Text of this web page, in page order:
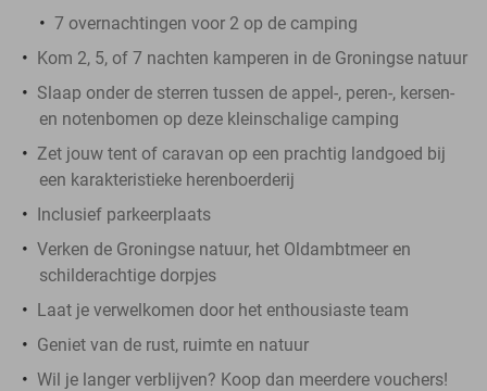
7 overnachtingen voor 2 op de camping
Kom 2, 5, of 7 nachten kamperen in de Groningse natuur
Slaap onder de sterren tussen de appel-, peren-, kersen-
en notenbomen op deze kleinschalige camping
Zet jouw tent of caravan op een prachtig landgoed bij
een karakteristieke herenboerderij
Inclusief parkeerplaats
Verken de Groningse natuur, het Oldambtmeer en
schilderachtige dorpjes
Laat je verwelkomen door het enthousiaste team
Geniet van de rust, ruimte en natuur
Wil je langer verblijven? Koop dan meerdere vouchers!